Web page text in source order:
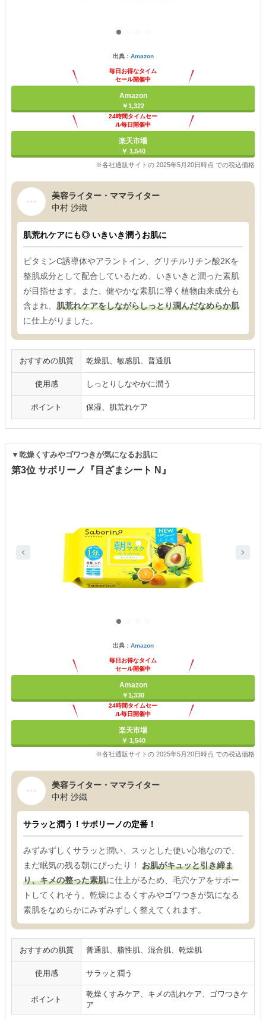
出典： Amazon
毎日お得なタイム
セール開催中
Amazon
￥1,322
24時間タイムセー
ル毎日開催中
楽天市場
￥ 1,540
※各社通販サイトの 2025年5月20日時点 での税込価格
美容ライター・ママライター
中村 沙織
肌荒れケアにも◎ いきいき潤うお肌に
ビタミンC誘導体やアラントイン、グリチルリチン酸2Kを
整肌成分として配合しているため、いきいきと潤った素肌
が目指せます。また、健やかな素肌に導く植物由来成分も
含まれ、 肌荒れケアをしながらしっとり潤んだなめらか肌
に仕上がりました。
おすすめの肌質 乾燥肌、敏感肌、普通肌
使用感 しっとりしなやかに潤う
ポイント 保湿、肌荒れケア
第3位 サボリーノ『目ざまシート N』
▼乾燥くすみやゴワつきが気になるお肌に
出典： Amazon
毎日お得なタイム
セール開催中
Amazon
￥1,330
24時間タイムセー
ル毎日開催中
楽天市場
￥ 1,540
※各社通販サイトの 2025年5月20日時点 での税込価格
美容ライター・ママライター
中村 沙織
サラッと潤う！サボリーノの定番！
みずみずしくサラッと潤い、スッとした使い心地なので、
まだ眠気の残る朝にぴったり！ お肌がキュッと引き締ま
り、キメの整った素肌に仕上がるため、毛穴ケアをサポー
トしてくれそう。乾燥によるくすみやゴワつきが気になる
素肌をなめらかにみずみずしく整えてくれます。
おすすめの肌質 普通肌、脂性肌、混合肌、乾燥肌
使用感 サラッと潤う
ポイント
乾燥くすみケア、キメの乱れケア、ゴワつきケ
ア